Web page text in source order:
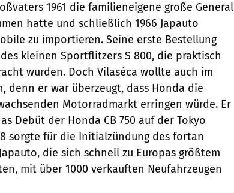
1961 die familieneigene große General
hatte und schließlich 1966 Japauto
zu importieren. Seine erste Bestellung
kleinen Sportflitzers S 800, die praktisch
wurden. Doch Vilaséca wollte auch im
denn er war überzeugt, dass Honda die
Motorradmarkt er­ringen würde. Er
Debüt der Honda CB 750 auf der Tokyo
sorgte für die Initialzündung des fortan
die sich schnell zu Europas größtem
mit über 1000 verkauften Neufahrzeugen